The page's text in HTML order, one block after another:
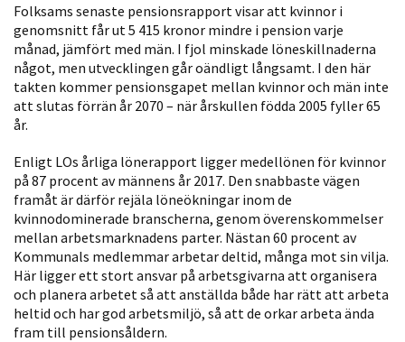
Folksams senaste pensionsrapport visar att kvinnor i
genomsnitt får ut 5 415 kronor mindre i pension varje
månad, jämfört med män. I fjol minskade löneskillnaderna
något, men utvecklingen går oändligt långsamt. I den här
takten kommer pensionsgapet mellan kvinnor och män inte
att slutas förrän år 2070 – när årskullen födda 2005 fyller 65
år.
Enligt LOs årliga lönerapport ligger medellönen för kvinnor
på 87 procent av männens år 2017. Den snabbaste vägen
framåt är därför rejäla löneökningar inom de
kvinnodominerade branscherna, genom överenskommelser
mellan arbetsmarknadens parter. Nästan 60 procent av
Kommunals medlemmar arbetar deltid, många mot sin vilja.
Här ligger ett stort ansvar på arbetsgivarna att organisera
och planera arbetet så att anställda både har rätt att arbeta
heltid och har god arbetsmiljö, så att de orkar arbeta ända
fram till pensionsåldern.
Dessa kakor
går inte att
välja bort. De
behövs för
att hemsidan
över huvud
taget ska
fungera.